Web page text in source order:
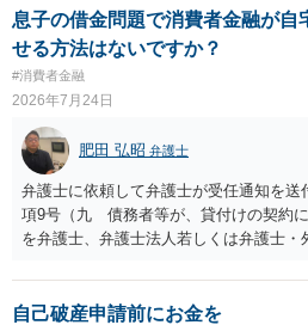
息子の借金問題で消費者金融が自
せる方法はないですか？
#消費者金融
2026年7月24日
肥田 弘昭 弁護士
弁護士に依頼して弁護士が受任通知を送
項9号（九 債務者等が、貸付けの契約
を弁護士、弁護士法人若しくは弁護士
等」という。）に委託し、又はその処
民事事件に関する手続をとり、弁護士
自己破産申請前にお金を